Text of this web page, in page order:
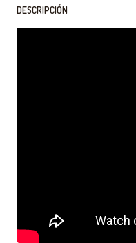
DESCRIPCIÓN